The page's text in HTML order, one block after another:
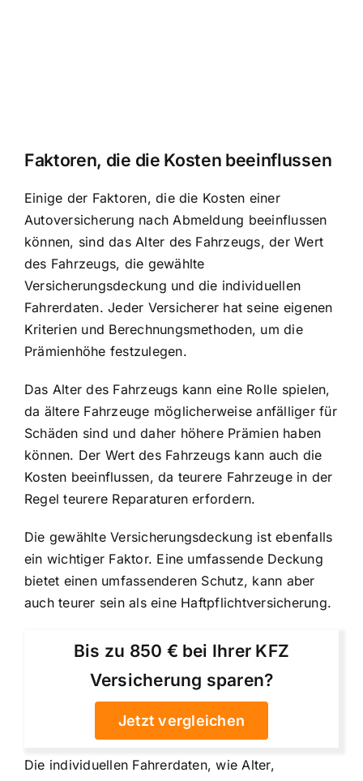
Faktoren, die die Kosten beeinflussen
Einige der Faktoren, die die Kosten einer
Autoversicherung nach Abmeldung beeinflussen
können, sind das Alter des Fahrzeugs, der Wert
des Fahrzeugs, die gewählte
Versicherungsdeckung und die individuellen
Fahrerdaten. Jeder Versicherer hat seine eigenen
Kriterien und Berechnungsmethoden, um die
Prämienhöhe festzulegen.
Das Alter des Fahrzeugs kann eine Rolle spielen,
da ältere Fahrzeuge möglicherweise anfälliger für
Schäden sind und daher höhere Prämien haben
können. Der Wert des Fahrzeugs kann auch die
Kosten beeinflussen, da teurere Fahrzeuge in der
Regel teurere Reparaturen erfordern.
Die gewählte Versicherungsdeckung ist ebenfalls
ein wichtiger Faktor. Eine umfassende Deckung
bietet einen umfassenderen Schutz, kann aber
auch teurer sein als eine Haftpflichtversicherung.
Bis zu 850 € bei Ihrer KFZ
Versicherung sparen?
Jetzt vergleichen
Die individuellen Fahrerdaten, wie Alter,